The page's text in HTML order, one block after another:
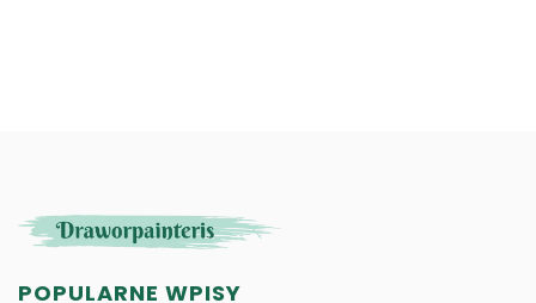
POPULARNE WPISY